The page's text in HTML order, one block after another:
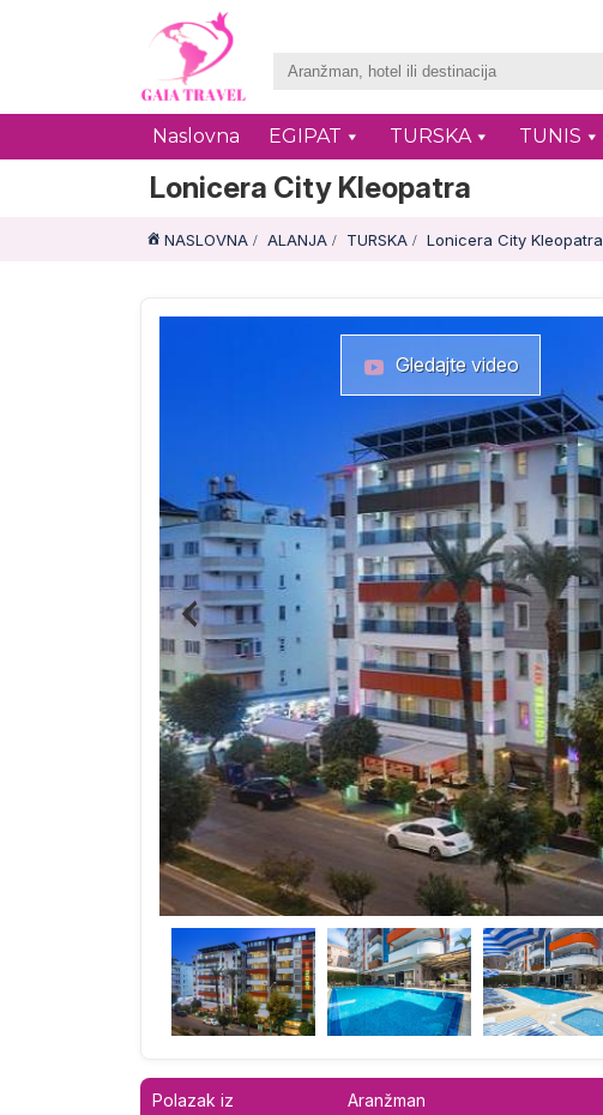
Naslovna EGIPAT TURSKA TUNIS
Lonicera City Kleopatra
NASLOVNA ALANJA TURSKA Lonicera City Kleopatra
Gledajte video
Polazak iz Aranžman